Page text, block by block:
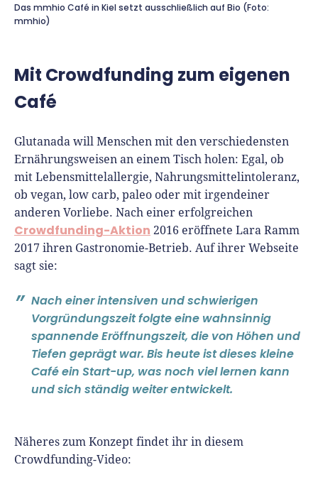
Das mmhio Café in Kiel setzt ausschließlich auf Bio (Foto:
mmhio)
Mit Crowdfunding zum eigenen
Café
Glutanada will Menschen mit den verschiedensten
Ernährungsweisen an einem Tisch holen: Egal, ob
mit Lebensmittelallergie, Nahrungsmittelintoleranz,
ob vegan, low carb, paleo oder mit irgendeiner
anderen Vorliebe. Nach einer erfolgreichen
Crowdfunding-Aktion 2016 eröffnete Lara Ramm
2017 ihren Gastronomie-Betrieb. Auf ihrer Webseite
sagt sie:
Nach einer intensiven und schwierigen
Vorgründungszeit folgte eine wahnsinnig
spannende Eröffnungszeit, die von Höhen und
Tiefen geprägt war. Bis heute ist dieses kleine
Café ein Start-up, was noch viel lernen kann
und sich ständig weiter entwickelt.
Näheres zum Konzept findet ihr in diesem
Crowdfunding-Video: